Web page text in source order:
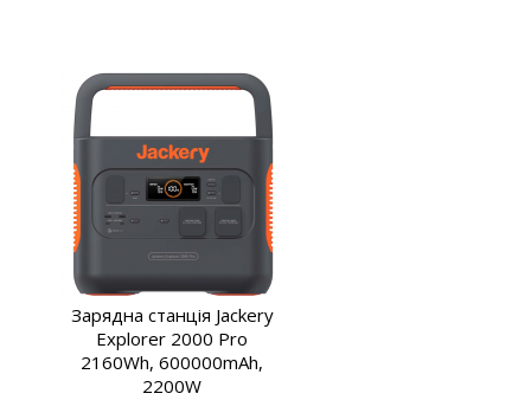
Зарядна станція Jackery
Explorer 2000 Pro
2160Wh, 600000mAh,
2200W